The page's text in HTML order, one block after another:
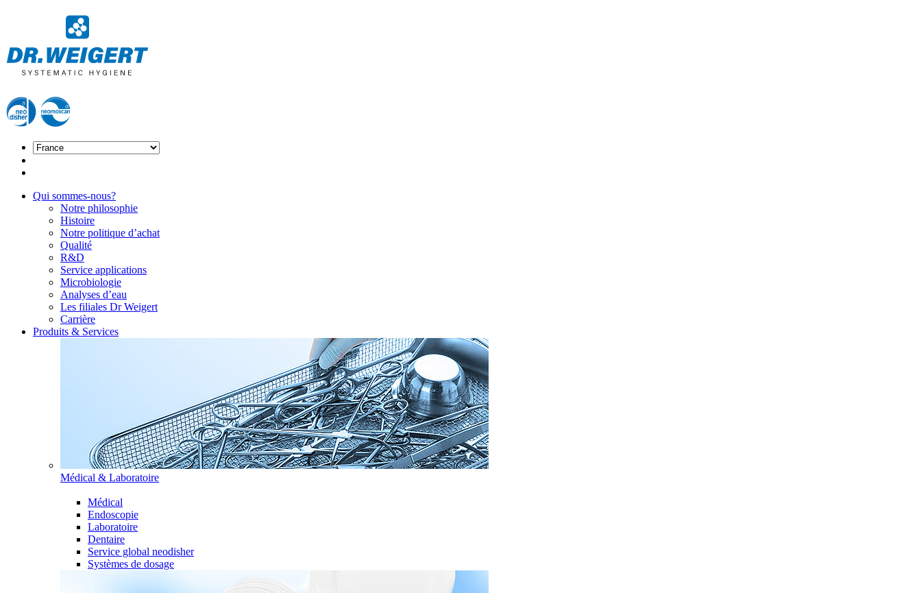
Qui sommes-nous?
Notre philosophie
Histoire
Notre politique d’achat
Qualité
R&D
Service applications
Microbiologie
Analyses d’eau
Les filiales Dr Weigert
Carrière
Produits & Services
Médical & Laboratoire
Médical
Endoscopie
Laboratoire
Dentaire
Service global neodisher
Systèmes de dosage